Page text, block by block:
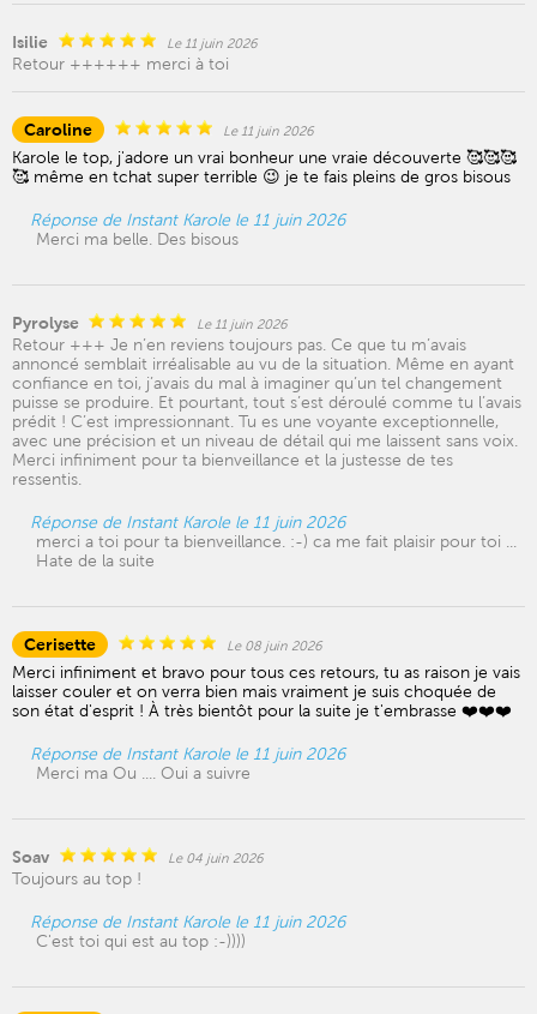
Isilie Le 11 juin 2026
Retour ++++++ merci à toi
Caroline Le 11 juin 2026
Karole le top, j'adore un vrai bonheur une vraie découverte 🥰🥰🥰
🥰 même en tchat super terrible 😉 je te fais pleins de gros bisous
Réponse de Instant Karole le 11 juin 2026
Merci ma belle. Des bisous
Pyrolyse Le 11 juin 2026
Retour +++ Je n’en reviens toujours pas. Ce que tu m’avais
annoncé semblait irréalisable au vu de la situation. Même en ayant
confiance en toi, j’avais du mal à imaginer qu’un tel changement
puisse se produire. Et pourtant, tout s’est déroulé comme tu l’avais
prédit ! C’est impressionnant. Tu es une voyante exceptionnelle,
avec une précision et un niveau de détail qui me laissent sans voix.
Merci infiniment pour ta bienveillance et la justesse de tes
ressentis.
Réponse de Instant Karole le 11 juin 2026
merci a toi pour ta bienveillance. :-) ca me fait plaisir pour toi ...
Hate de la suite
Cerisette Le 08 juin 2026
Merci infiniment et bravo pour tous ces retours, tu as raison je vais
laisser couler et on verra bien mais vraiment je suis choquée de
son état d'esprit ! À très bientôt pour la suite je t'embrasse ❤️❤️❤️
Réponse de Instant Karole le 11 juin 2026
Merci ma Ou .... Oui a suivre
Soav Le 04 juin 2026
Toujours au top !
Réponse de Instant Karole le 11 juin 2026
C'est toi qui est au top :-))))